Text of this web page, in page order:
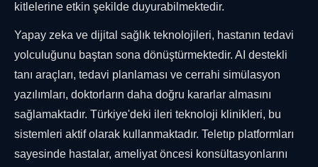
kitlelerine etkin şekilde duyurabilmektedir.
Yapay zeka ve dijital sağlık teknolojileri, hastanın tedavi
yolculuğunu baştan sona dönüştürmektedir. AI destekli
tanı araçları, tedavi planlaması ve cerrahi simülasyon
yazılımları, doktorların daha doğru kararlar almasını
sağlamaktadır. Türkiye'deki ileri teknoloji klinikleri, bu
sistemleri aktif olarak kullanmaktadır. Teletıp platformları
sayesinde hastalar, ameliyat öncesi konsültasyonlarını